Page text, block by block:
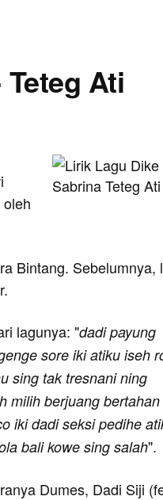
Ati
Bintang. Sebelumnya,
lagunya: "dadi payung
sore iki atiku iseh
sing tak tresnani ning
milih berjuang bertahan
iki dadi seksi pedihe
bali kowe sing salah".
Dumes, Dadi Siji